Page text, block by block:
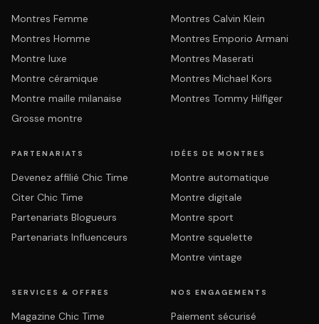
Montres Femme
Montres Homme
Montre luxe
Montre céramique
Montre maille milanaise
Grosse montre
Montres Calvin Klein
Montres Emporio Armani
Montres Maserati
Montres Michael Kors
Montres Tommy Hilfiger
PARTENARIATS
Devenez affilié Chic Time
Citer Chic Time
Partenariats Blogueurs
Partenariats Influenceurs
IDÉES DE MONTRES
Montre automatique
Montre digitale
Montre sport
Montre squelette
Montre vintage
SERVICES & OFFRES
Magazine Chic Time
NOS ENGAGEMENTS
Paiement sécurisé